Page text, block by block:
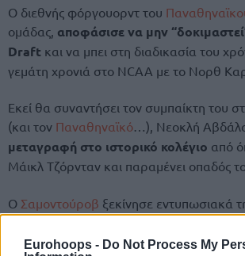
Eurohoops - Do Not Process My
Ο διεθνής φόργουορντ του
ομάδας, αποφάσισε να μην
Draft και να μπει στη διαδικασία του
γεμάτη χρονιά στο NCAA με το Νορθ
Εκεί θα συναντήσει τον συμπαίκτη του
(και τον Παναθηναϊκό…), Νεοκλή
μεταγραφή στο ιστορικό κολέγιο από
Μάικλ Τζόρνταν και παραμένει οπαδός
Ο Σαμοντούροβ ξεκίνησε εντυπωσιακά
2025 ως σημαντικό μέλος της Εθνικής